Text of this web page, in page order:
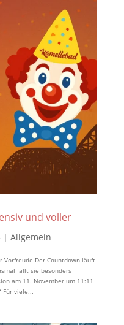
und voller
| Allgemein
Vorfreude Der Countdown läuft
fällt sie besonders
am 11. November um 11:11
Für viele...